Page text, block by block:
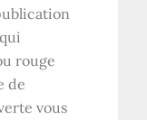
rouge
de
vous